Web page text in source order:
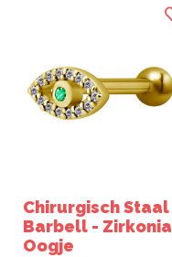
Chirurgisch Staal
Barbell - Zirkonia
Oogje